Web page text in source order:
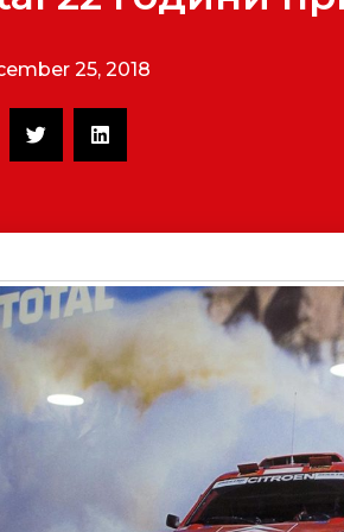
25, 2018